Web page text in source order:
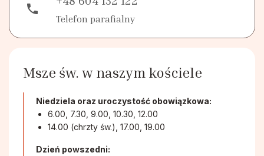
Duszpasterstwo Chorych i Samotnych
Chór Parafialny
phone
Telefon parafialny
Msze św. w naszym kościele
Niedziela oraz uroczystość obowiązkowa:
6.00, 7.30, 9.00, 10.30, 12.00
14.00 (chrzty św.), 17.00, 19.00
Dzień powszedni: